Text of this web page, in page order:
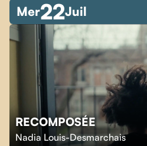
Mer22Juil
RECOMPOSÉE
Nadia Louis-Desmarchais